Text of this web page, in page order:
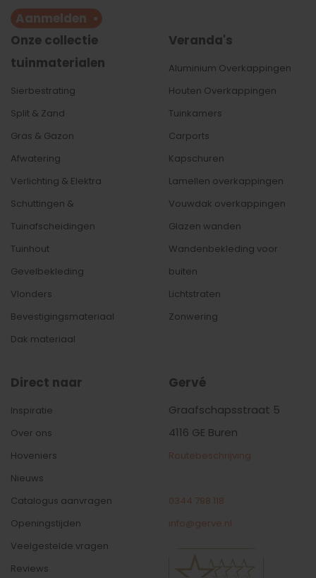
Aanmelden
Onze collectie
tuinmaterialen
Sierbestrating
Split & Zand
Gras & Gazon
Afwatering
Verlichting & Elektra
Schuttingen &
Tuinafscheidingen
Tuinhout
Gevelbekleding
Vlonders
Bevestigingsmateriaal
Dak materiaal
Veranda's
Aluminium Overkappingen
Houten Overkappingen
Tuinkamers
Carports
Kapschuren
Lamellen overkappingen
Vouwdak overkappingen
Glazen wanden
Wandenbekleding voor
buiten
Lichtstraten
Zonwering
Direct naar
Inspiratie
Over ons
Hoveniers
Nieuws
Catalogus aanvragen
Openingstijden
Veelgestelde vragen
Reviews
Gervé
Graafschapsstraat 5
4116 GE Buren
Routebeschrijving
0344 798 118
info@gerve.nl